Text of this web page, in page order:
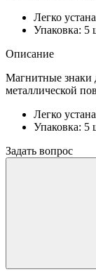
Легко
Упаковка: 5
Описание
Магнитные знаки
металлической
Легко
Упаковка: 5
Задать вопрос